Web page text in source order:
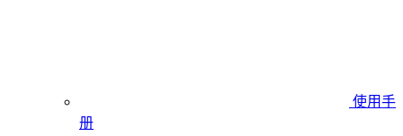
使用手
册